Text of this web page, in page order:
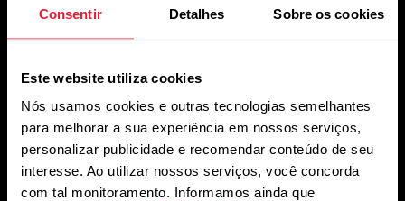
Consentir Detalhes Sobre os cookies
Este website utiliza cookies
Nós usamos cookies e outras tecnologias semelhantes
para melhorar a sua experiência em nossos serviços,
personalizar publicidade e recomendar conteúdo de seu
interesse. Ao utilizar nossos serviços, você concorda
com tal monitoramento. Informamos ainda que
Conheça os
nossos
parceiros